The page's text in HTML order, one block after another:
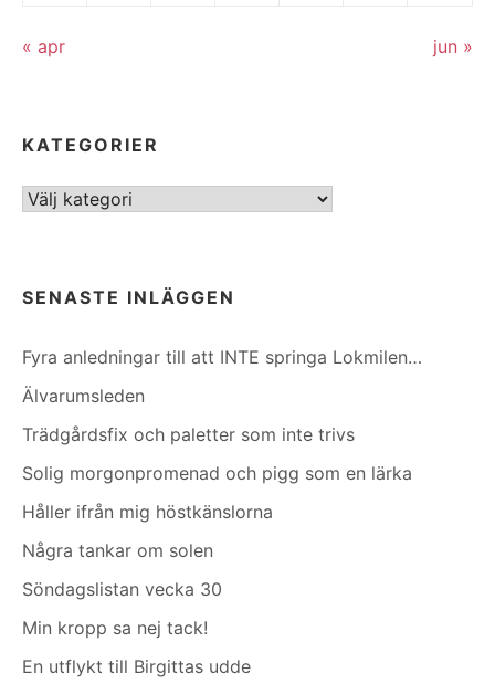
« apr jun »
KATEGORIER
Kategorier
SENASTE INLÄGGEN
Fyra anledningar till att INTE springa Lokmilen…
Älvarumsleden
Trädgårdsfix och paletter som inte trivs
Solig morgonpromenad och pigg som en lärka
Håller ifrån mig höstkänslorna
Några tankar om solen
Söndagslistan vecka 30
Min kropp sa nej tack!
En utflykt till Birgittas udde